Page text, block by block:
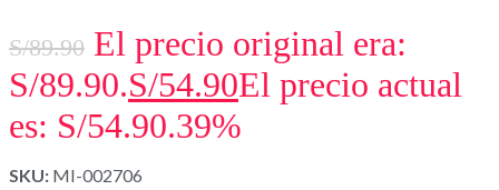
S/89.90 El precio original era:
S/89.90.S/54.90El precio actual
es: S/54.90.39%
SKU: MI-002706